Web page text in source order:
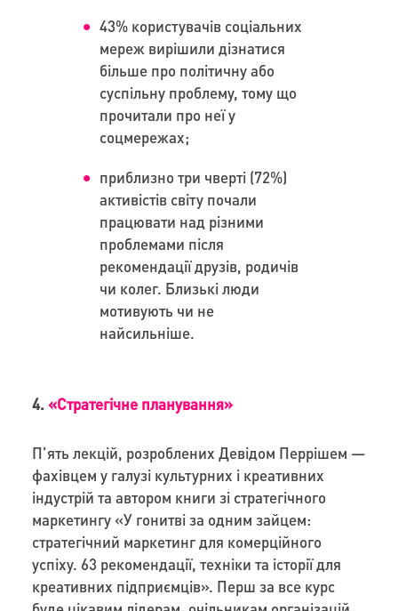
43% користувачів соціальних
мереж вирішили дізнатися
більше про політичну або
суспільну проблему, тому що
прочитали про неї у
соцмережах;
приблизно три чверті (72%)
активістів світу почали
працювати над різними
проблемами після
рекомендації друзів, родичів
чи колег. Близькі люди
мотивують чи не
найсильніше.
4. «Стратегічне планування»
П’ять лекцій, розроблених Девідом Перрішем —
фахівцем у галузі культурних і креативних
індустрій та автором книги зі стратегічного
маркетингу «У гонитві за одним зайцем:
стратегічний маркетинг для комерційного
успіху. 63 рекомендації, техніки та історії для
креативних підприємців». Перш за все курс